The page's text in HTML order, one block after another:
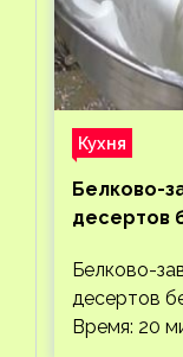
Кухня
Белково-
десертов
Белково-
десертов
Время: 20